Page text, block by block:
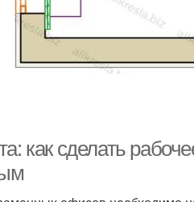
как сделать